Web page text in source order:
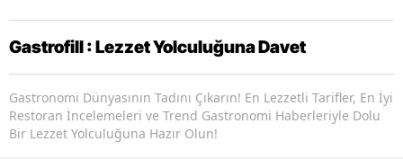
Gastrofill : Lezzet Yolculuğuna Davet
Gastronomi Dünyasının Tadını Çıkarın! En Lezzetli Tarifler, En İyi
Restoran İncelemeleri ve Trend Gastronomi Haberleriyle Dolu
Bir Lezzet Yolculuğuna Hazır Olun!